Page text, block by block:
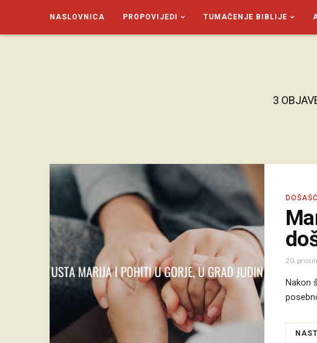
NASLOVNICA PROPOVIJEDI TUMAČENJE BIBLIJE
3
20.
Nakon